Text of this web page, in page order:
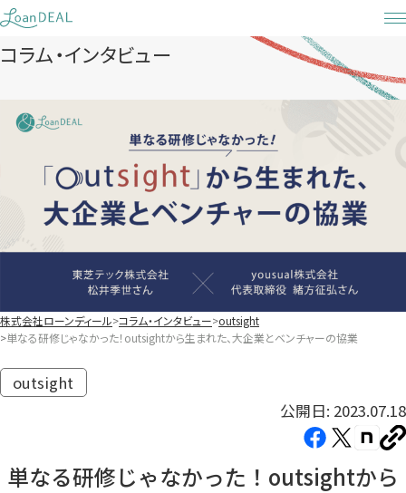
Skip
to
content
コラム・インタビュー
株式会社ローンディール コラム・インタビュー outsight
単なる研修じゃなかった！outsightから生まれた、大企業とベンチャーの協業
outsight
公開日: 2023.07.18
Facebook（新
い
X（新
い
note（新
い
コ
単なる研修じゃなかった！outsightから